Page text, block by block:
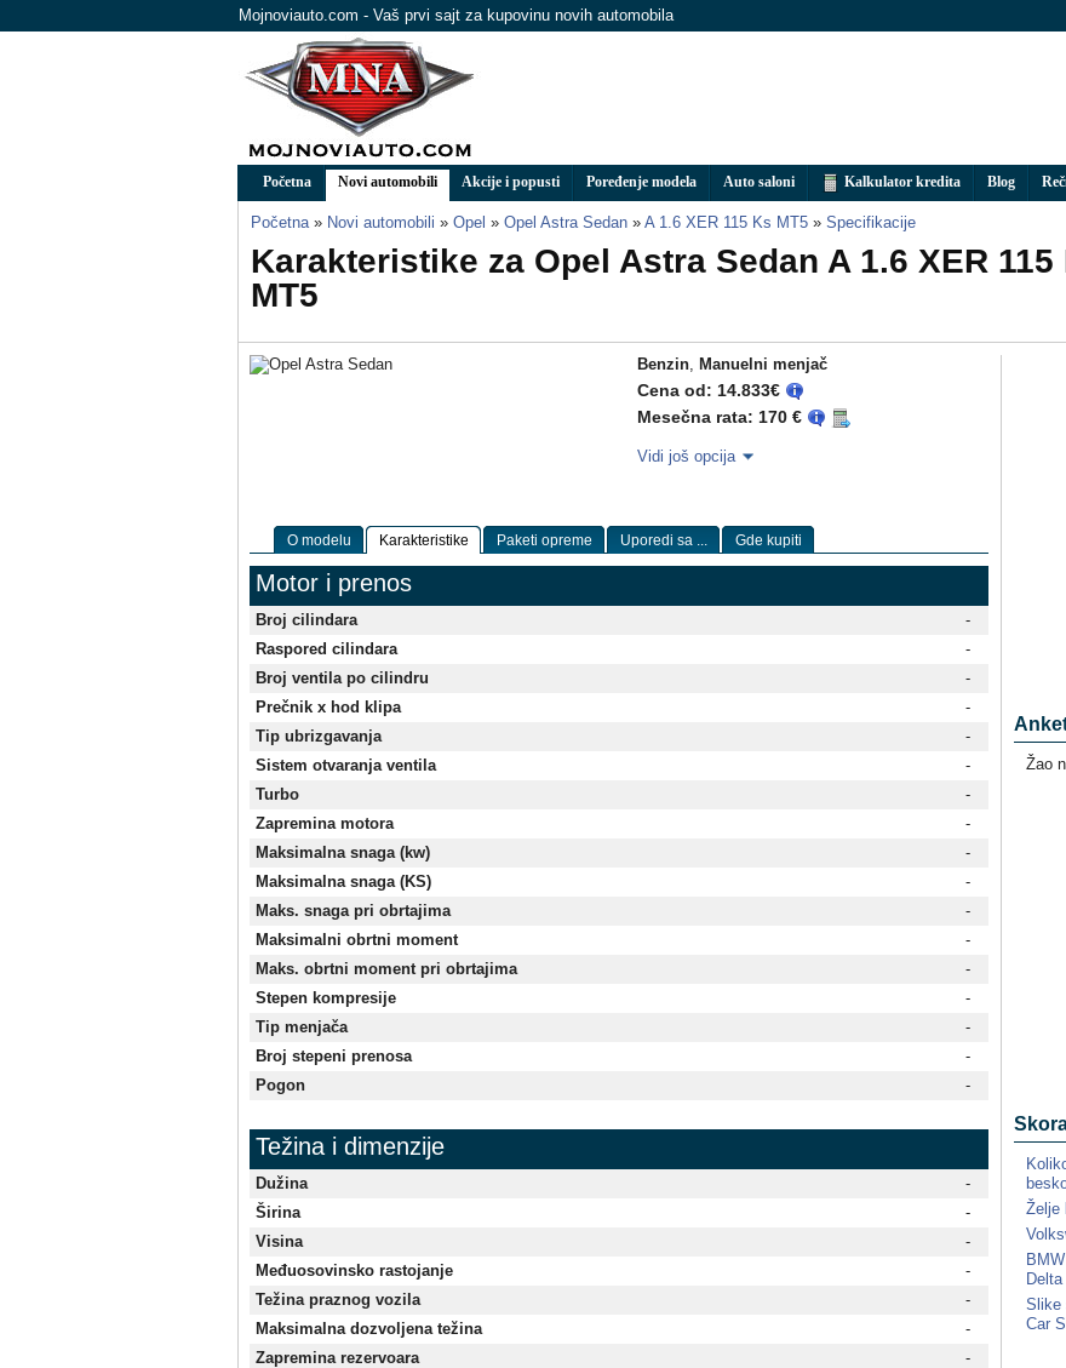
Mojnoviauto.com - Vaš prvi sajt za kupovinu novih automobila
Početna Novi automobili Akcije i popusti Poređenje modela Auto saloni Kalkulator kredita Blog
Početna » Novi automobili » Opel » Opel Astra Sedan » A 1.6 XER 115 Ks MT5 » Specifikacije
Karakteristike za Opel Astra Sedan A 1.6 XER 115
MT5
Benzin, Manuelni menjač
Cena od: 14.833€
Mesečna rata: 170 €
Vidi još opcija
O modelu Karakteristike Paketi opreme Uporedi sa ... Gde kupiti
Motor i prenos
Broj cilindara
-
Raspored cilindara
-
Broj ventila po cilindru
-
Prečnik x hod klipa
-
Tip ubrizgavanja
-
Sistem otvaranja ventila
-
Turbo
-
Zapremina motora
-
Maksimalna snaga (kw)
-
Maksimalna snaga (KS)
-
Maks. snaga pri obrtajima
-
Maksimalni obrtni moment
-
Maks. obrtni moment pri obrtajima
-
Stepen kompresije
-
Tip menjača
-
Broj stepeni prenosa
-
Pogon
-
Težina i dimenzije
Dužina
-
Širina
-
Visina
-
Međuosovinsko rastojanje
-
Težina praznog vozila
-
Maksimalna dozvoljena težina
-
Zapremina rezervoara
-
Žao
Želje
Slike
Car